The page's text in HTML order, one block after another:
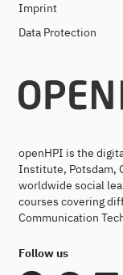
Imprint
Data Protection
openHPI is the
Institute, Potsdam,
worldwide social
courses covering
Communication
Follow us